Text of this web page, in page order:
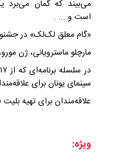
می‌بیند که گمان می‌برد
است و ... .
«گام معلق لک‌لک» در جشنواره فیلم کن ۱۹۹۱
مارچلو ماسترویانی، ژن
سینمای یونان برای
علاقه‌مندان برای تهیه
ویژه: